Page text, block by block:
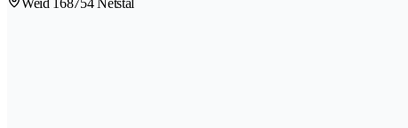
Weid 168754 Netstal